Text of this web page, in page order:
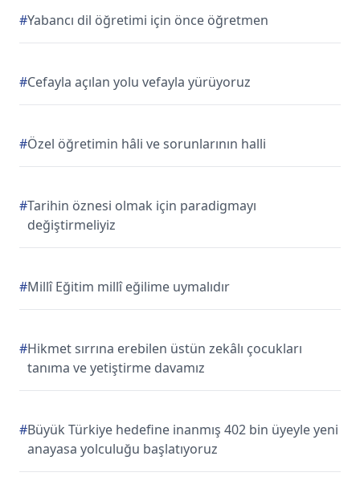
#Yabancı dil öğretimi için önce öğretmen
#Cefayla açılan yolu vefayla yürüyoruz
#Özel öğretimin hâli ve sorunlarının halli
#Tarihin öznesi olmak için paradigmayı
değiştirmeliyiz
#Millî Eğitim millî eğilime uymalıdır
#Hikmet sırrına erebilen üstün zekâlı çocukları
tanıma ve yetiştirme davamız
#Büyük Türkiye hedefine inanmış 402 bin üyeyle yeni
anayasa yolculuğu başlatıyoruz